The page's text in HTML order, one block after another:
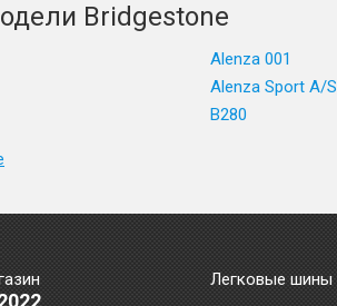
Bridgestone
Alenza 001
Alenza Sport A/S
B280
Легковые шины